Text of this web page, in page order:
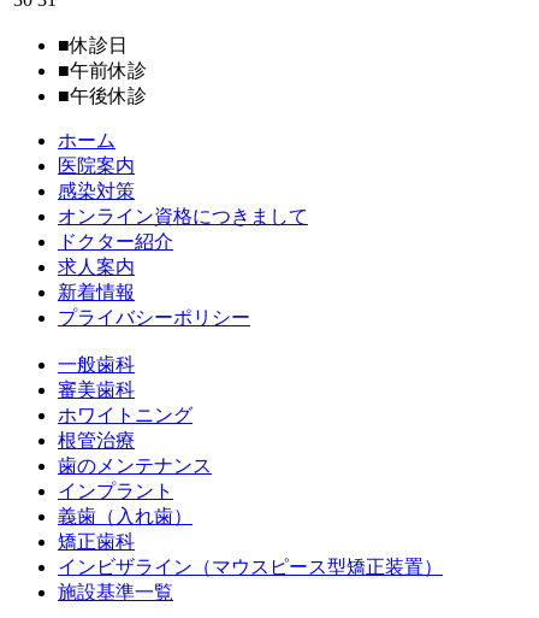
■休診日
■午前休診
■午後休診
ホーム
医院案内
感染対策
オンライン資格につきまして
ドクター紹介
求人案内
新着情報
プライバシーポリシー
一般歯科
審美歯科
ホワイトニング
根管治療
歯のメンテナンス
インプラント
義歯（入れ歯）
矯正歯科
インビザライン（マウスピース型矯正装置）
施設基準一覧